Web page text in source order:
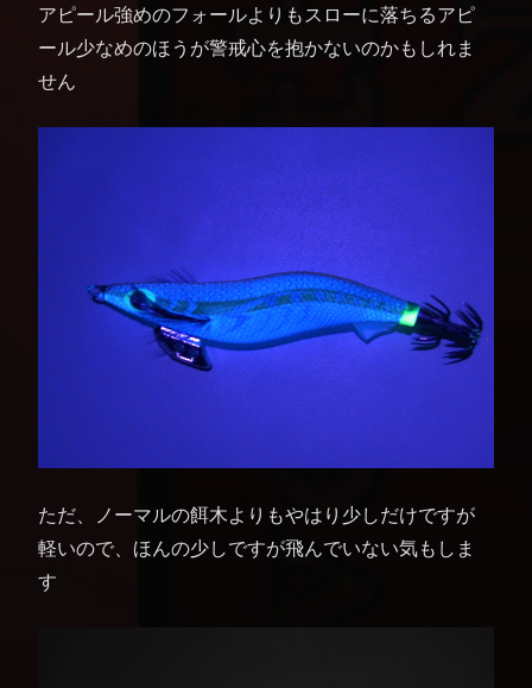
アピール強めのフォールよりもスローに落ちるアピ
ール少なめのほうが警戒心を抱かないのかもしれま
せん
ただ、ノーマルの餌木よりもやはり少しだけですが
軽いので、ほんの少しですが飛んでいない気もしま
す